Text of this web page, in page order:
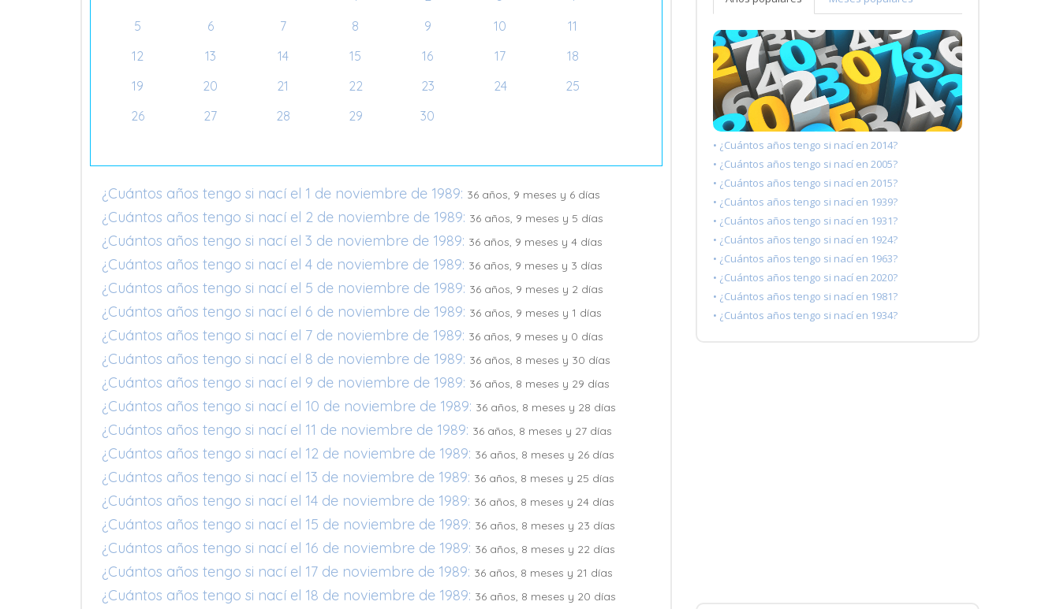
5
6 7 8 9 10
11
12
13 14 15 16 17
18
19
20 21 22 23 24
25
26
27 28 29 30
¿Cuántos años tengo si nací el 1 de noviembre de 1989: 36 años, 9 meses y 6 días
¿Cuántos años tengo si nací el 2 de noviembre de 1989: 36 años, 9 meses y 5 días
¿Cuántos años tengo si nací el 3 de noviembre de 1989: 36 años, 9 meses y 4 días
¿Cuántos años tengo si nací el 4 de noviembre de 1989: 36 años, 9 meses y 3 días
¿Cuántos años tengo si nací el 5 de noviembre de 1989: 36 años, 9 meses y 2 días
¿Cuántos años tengo si nací el 6 de noviembre de 1989: 36 años, 9 meses y 1 días
¿Cuántos años tengo si nací el 7 de noviembre de 1989: 36 años, 9 meses y 0 días
¿Cuántos años tengo si nací el 8 de noviembre de 1989: 36 años, 8 meses y 30 días
¿Cuántos años tengo si nací el 9 de noviembre de 1989: 36 años, 8 meses y 29 días
¿Cuántos años tengo si nací el 10 de noviembre de 1989: 36 años, 8 meses y 28 días
¿Cuántos años tengo si nací el 11 de noviembre de 1989: 36 años, 8 meses y 27 días
¿Cuántos años tengo si nací el 12 de noviembre de 1989: 36 años, 8 meses y 26 días
¿Cuántos años tengo si nací el 13 de noviembre de 1989: 36 años, 8 meses y 25 días
¿Cuántos años tengo si nací el 14 de noviembre de 1989: 36 años, 8 meses y 24 días
¿Cuántos años tengo si nací el 15 de noviembre de 1989: 36 años, 8 meses y 23 días
¿Cuántos años tengo si nací el 16 de noviembre de 1989: 36 años, 8 meses y 22 días
¿Cuántos años tengo si nací el 17 de noviembre de 1989: 36 años, 8 meses y 21 días
¿Cuántos años tengo si nací el 18 de noviembre de 1989: 36 años, 8 meses y 20 días
• ¿Cuántos años tengo si nací en 2014?
• ¿Cuántos años tengo si nací en 2005?
• ¿Cuántos años tengo si nací en 2015?
• ¿Cuántos años tengo si nací en 1939?
• ¿Cuántos años tengo si nací en 1931?
• ¿Cuántos años tengo si nací en 1924?
• ¿Cuántos años tengo si nací en 1963?
• ¿Cuántos años tengo si nací en 2020?
• ¿Cuántos años tengo si nací en 1981?
• ¿Cuántos años tengo si nací en 1934?